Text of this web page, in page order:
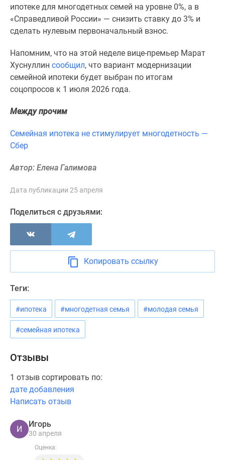
комнатные
Квартиры
карте
Ипотечный
Семейная
Военная
ипотека
программы
Медиа
Новости
недвижимости
Мнение
эксперта
рынка
Экспертиза
новостроек
Эксперты
авторы
Контакты
Реклама
Дзен
ипотеке для многодетных семей на уровне 0%, а в
«Справедливой России» — снизить ставку до 3% и
сделать нулевым первоначальный взнос.
Напомним, что на этой неделе вице-премьер Марат
Хуснуллин сообщил, что вариант модернизации
семейной ипотеки будет выбран по итогам
соцопросов к 1 июля 2026 года.
Между прочим
Семейная ипотека не стимулирует многодетность —
Сбер
Автор: Елена Галимова
Дата публикации 25 апреля
Поделиться с друзьями:
Копировать ссылку
Теги:
#ипотека #многодетная семья #молодая семья
#семейная ипотека
Отзывы
1 отзыв сортировать по:
дате добавления
Написать отзыв
И
Игорь
30 апреля
Оценка: